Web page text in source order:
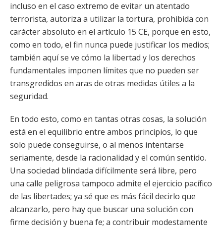
incluso en el caso extremo de evitar un atentado
terrorista, autoriza a utilizar la tortura, prohibida con
carácter absoluto en el artículo 15 CE, porque en esto,
como en todo, el fin nunca puede justificar los medios;
también aquí se ve cómo la libertad y los derechos
fundamentales imponen límites que no pueden ser
transgredidos en aras de otras medidas útiles a la
seguridad.
En todo esto, como en tantas otras cosas, la solución
está en el equilibrio entre ambos principios, lo que
solo puede conseguirse, o al menos intentarse
seriamente, desde la racionalidad y el común sentido.
Una sociedad blindada difícilmente será libre, pero
una calle peligrosa tampoco admite el ejercicio pacífico
de las libertades; ya sé que es más fácil decirlo que
alcanzarlo, pero hay que buscar una solución con
firme decisión y buena fe; a contribuir modestamente